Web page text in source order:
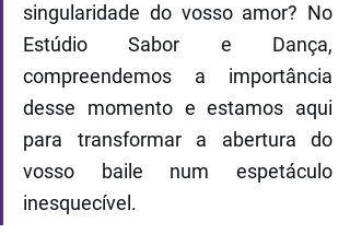
singularidade do vosso amor? No
Estúdio Sabor e Dança,
compreendemos a importância
desse momento e estamos aqui
para transformar a abertura do
vosso baile num espetáculo
inesquecível.